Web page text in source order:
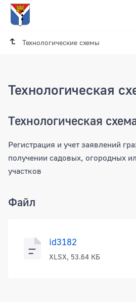
Технологические схемы
Технологическая
Технологическая
Регистрация и учет заявлений
получении садовых, огородных
участков
Файл
id3182
XLSX, 53.64 КБ